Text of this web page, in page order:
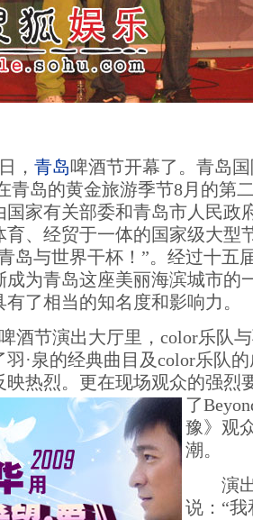
， 青岛啤酒节开幕了。青岛
青岛的黄金旅游季节8月的第
国家有关部委和青岛市人民政
育、经贸于一体的国家级大型
岛与世界干杯！”。经过十五
成为青岛这座美丽海滨城市的
了相当的知名度和影响力。
节演出大厅里，color乐队与
·泉的经典曲目及color乐队
热烈。
更在现场观众的强烈
了
豫》观
潮。
演出
说：“我